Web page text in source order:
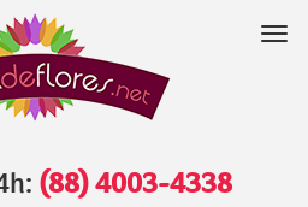
(88) 4003-4338